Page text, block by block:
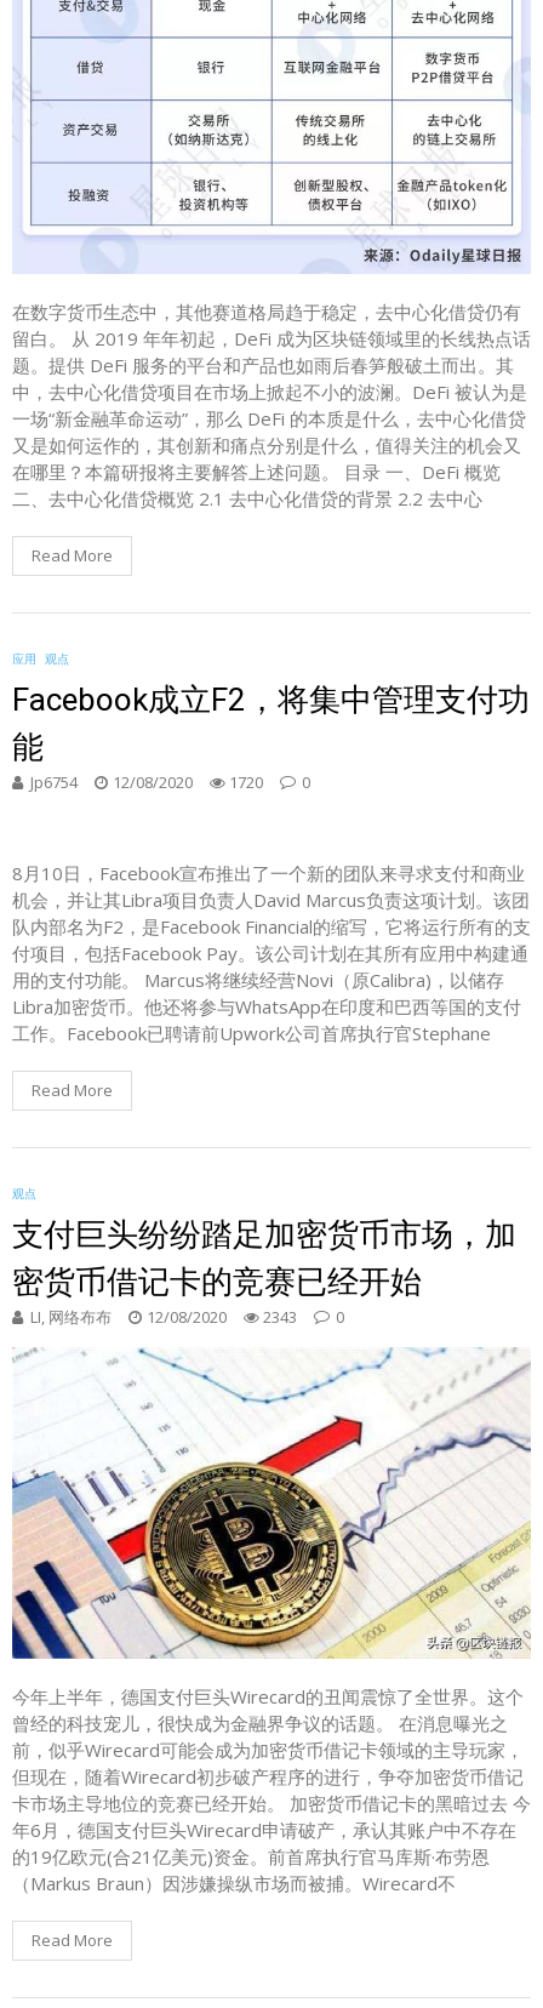
在数字货币生态中，其他赛道格局趋于稳定，去中心化借贷仍有
留白。 从 2019 年年初起，DeFi 成为区块链领域里的长线热点话
题。提供 DeFi 服务的平台和产品也如雨后春笋般破土而出。其
中，去中心化借贷项目在市场上掀起不小的波澜。DeFi 被认为是
一场“新金融革命运动”，那么 DeFi 的本质是什么，去中心化借贷
又是如何运作的，其创新和痛点分别是什么，值得关注的机会又
在哪里？本篇研报将主要解答上述问题。 目录 一、DeFi 概览
二、去中心化借贷概览 2.1 去中心化借贷的背景 2.2 去中心
Read More
应用 观点
Facebook成立F2，将集中管理支付功
能
Jp6754 12/08/2020 1720 0
8月10日，Facebook宣布推出了一个新的团队来寻求支付和商业
机会，并让其Libra项目负责人David Marcus负责这项计划。该团
队内部名为F2，是Facebook Financial的缩写，它将运行所有的支
付项目，包括Facebook Pay。该公司计划在其所有应用中构建通
用的支付功能。 Marcus将继续经营Novi（原Calibra)，以储存
Libra加密货币。他还将参与WhatsApp在印度和巴西等国的支付
工作。Facebook已聘请前Upwork公司首席执行官Stephane
Read More
观点
支付巨头纷纷踏足加密货币市场，加
密货币借记卡的竞赛已经开始
LI, 网络布布 12/08/2020 2343 0
今年上半年，德国支付巨头Wirecard的丑闻震惊了全世界。这个
曾经的科技宠儿，很快成为金融界争议的话题。 在消息曝光之
前，似乎Wirecard可能会成为加密货币借记卡领域的主导玩家，
但现在，随着Wirecard初步破产程序的进行，争夺加密货币借记
卡市场主导地位的竞赛已经开始。 加密货币借记卡的黑暗过去 今
年6月，德国支付巨头Wirecard申请破产，承认其账户中不存在
的19亿欧元(合21亿美元)资金。前首席执行官马库斯·布劳恩
（Markus Braun）因涉嫌操纵市场而被捕。Wirecard不
Read More